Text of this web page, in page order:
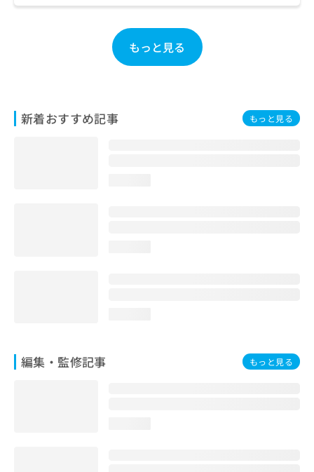
もっと見る
新着おすすめ記事 もっと見る
編集・監修記事 もっと見る
お
ち